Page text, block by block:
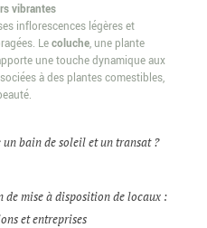
vibrantes
inflorescences légères et
Lecoluche, une plante
une touche dynamique aux
à des plantes comestibles,
bain de soleil et un transat ?
mise à disposition de locaux :
et entreprises